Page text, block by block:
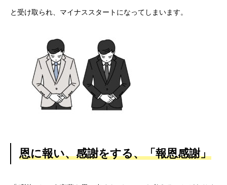
HOME
と受け取られ、マイナススタートになってしまいます。
恩に報い、感謝をする、「報恩感謝」